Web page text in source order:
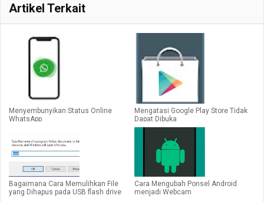
Artikel Terkait
Menyembunyikan Status Online
WhatsApp
Mengatasi Google Play Store Tidak
Dapat Dibuka
Bagaimana Cara Memulihkan File
yang Dihapus pada USB flash drive
Cara Mengubah Ponsel Android
menjadi Webcam